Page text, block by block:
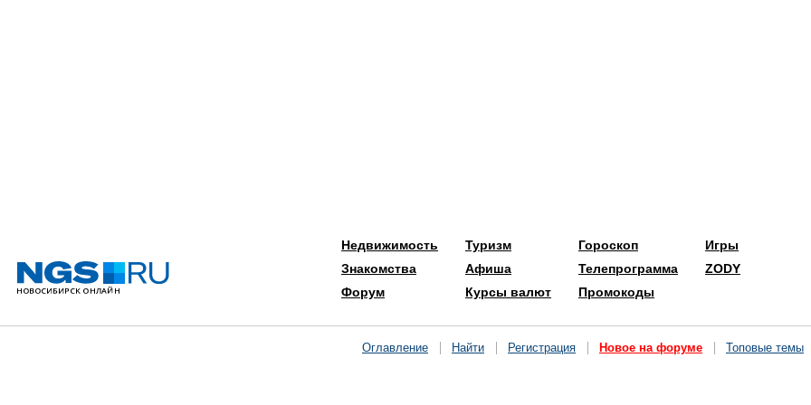
Недвижимость
Знакомства
Форум
Туризм
Афиша
Курсы валют
Гороскоп
Телепрограмма
Промокоды
Игры
ZODY
Оглавление Найти Регистрация Новое на форуме Топовые темы